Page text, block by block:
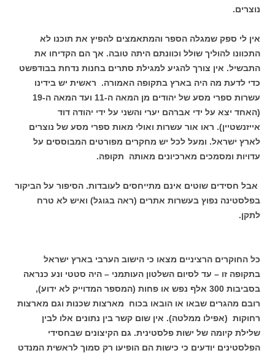
נוצרים.
אין לי ספק שמגלה הספר והמתאמצים להפיץ את תוכנו לא
התכוונו להוליך שולל וכוונתם היתה טובה. אך הם הקדיחו את
התבשיל. אין צורך להגיע למגילת סתרים בחנות נדחת בבודפשט
כדי לדעת מה היה בארץ בתקופה האמורה. ראשית יש בידינו
עשרות ספרי מסע של יהודים מן המאה ה-11 ועד המאה ה-19
(האחד יצא על ידי אברהם יערי והשני על ידי יהודה דוד
אייזנשטיין). ראו אור עשרות ואולי מאות ספרי מסע של נוצרים
לארץ ישראל. ומעל לכל יש מחקרים מפורטים המבוססים על
עדויות ומסמכים מארכיונים מאותה תקופה.
אבל חסידים שוטים אינם מתייחסים לעובדות. הסיפור על הביקור
בפלסטינה נפוץ בעשרות אתרים (ראה בגוגל) ואיש לא טרח
לתקן.
כל החוקרים הרציניים מצאו כי הישוב הערבי בארץ ישראל
בתקופה זו – עד לסיום השלטון העותמני – היה סטטי ונע כנראה
בסביבות 300 אלף נפש או פחות (המספר המדוייק לא ידוע),
רובם מהגרים שבאו או הובאו בכוח מארצות שכנות וגם מארצות
רחוקות (אפילו ממלטה). אין שום קשר בין נתונים אלו לבין
שלילת קיומה של ישות פלסטינית. גם הקיצונים שבחסידי
הפלסטינים יודעים כי כישות הם הופיעו רק סמוך לראשית המנדט